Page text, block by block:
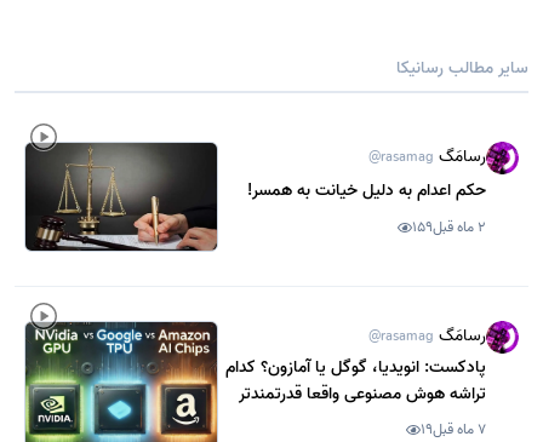
سایر مطالب رسانیکا
رسامَگ @rasamag
حکم اعدام به دلیل خیانت به همسر!
2 ماه قبل 159
رسامَگ @rasamag
پادکست: انویدیا، گوگل یا آمازون؟ کدام
تراشه هوش مصنوعی واقعا قدرتمندتر
است؟
7 ماه قبل 19